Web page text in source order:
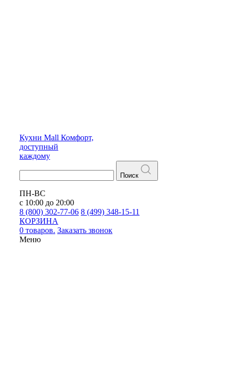
Кухни Mall Комфорт,
доступный
каждому
Поиск
ПН-ВС
с 10:00 до 20:00
8 (800) 302-77-06 8 (499) 348-15-11
КОРЗИНА
0 товаров. Заказать звонок
Меню